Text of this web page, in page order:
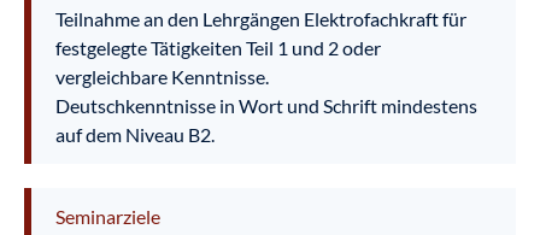
Teilnahme an den Lehrgängen Elektrofachkraft für
festgelegte Tätigkeiten Teil 1 und 2 oder
vergleichbare Kenntnisse.
Deutschkenntnisse in Wort und Schrift mindestens
auf dem Niveau B2.
Seminarziele